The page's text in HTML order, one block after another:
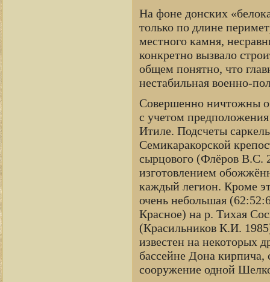
На фоне донских
только по длине
местного камня,
конкретно вызвало
общем понятно, что
нестабильная военно-
Совершенно ничтожны
с учетом
Итиле. Подсчеты
Семикаракорской
сырцового (Флёров В.С.
изготовлением
каждый легион. Кроме
очень небольшая
Красное) на р. Тихая
(Красильников К.И.
известен на некоторых
бассейне Дона
сооружение одной